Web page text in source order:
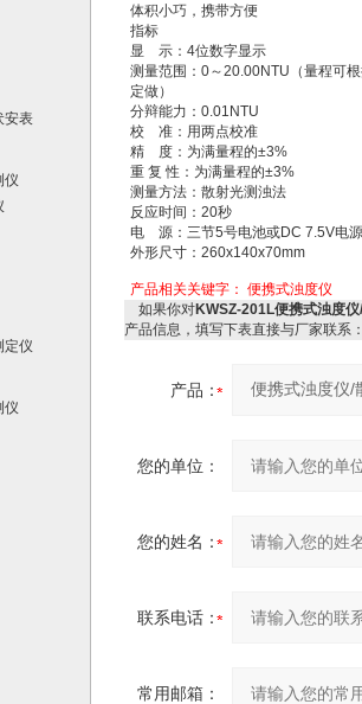
安表
仪
定仪
仪
体积小巧，携带方便
指标
显 示：4位数字显示
测量范围：0～20.00NTU（量程可
定做）
分辩能力：0.01NTU
校 准：用两点校准
精 度：为满量程的±3%
重 复 性：为满量程的±3%
测量方法：散射光测浊法
反应时间：20秒
电 源：三节5号电池或DC 7.5V电源
外形尺寸：260x140x70mm
产品相关关键字： 便携式浊度仪
如果你对KWSZ-201L便携式浊度
产品信息，填写下表直接与厂家联系
产品：
您的单位：
您的姓名：
联系电话：
常用邮箱：